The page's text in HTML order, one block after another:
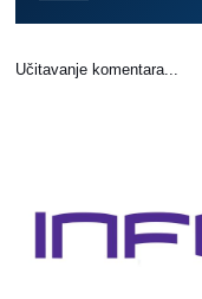
Učitavanje komentara...